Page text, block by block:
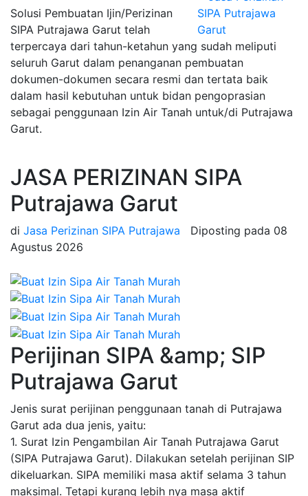
Solusi Pembuatan Ijin/Perizinan
SIPA Putrajawa Garut telah
terpercaya dari tahun-ketahun yang sudah meliputi
seluruh Garut dalam penanganan pembuatan
dokumen-dokumen secara resmi dan tertata baik
dalam hasil kebutuhan untuk bidan pengoprasian
sebagai penggunaan Izin Air Tanah untuk/di Putrajawa
Garut.
JASA PERIZINAN SIPA
Putrajawa Garut
di Jasa Perizinan SIPA Putrajawa Diposting pada 08
Agustus 2026
Perijinan SIPA &amp; SIP
Putrajawa Garut
Jenis surat perijinan penggunaan tanah di Putrajawa
Garut ada dua jenis, yaitu:
1. Surat Izin Pengambilan Air Tanah Putrajawa Garut
(SIPA Putrajawa Garut). Dilakukan setelah perijinan SIP
dikeluarkan. SIPA memiliki masa aktif selama 3 tahun
maksimal. Tetapi kurang lebih nya masa aktif